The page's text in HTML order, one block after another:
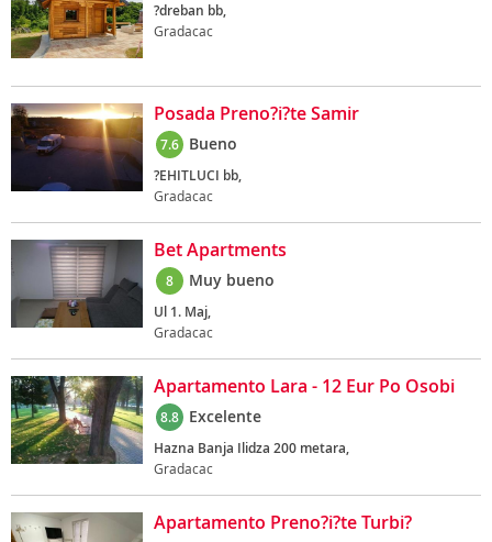
?dreban bb,
Gradacac
Posada Preno?i?te Samir
7.6 Bueno
?EHITLUCI bb,
Gradacac
Bet Apartments
8 Muy bueno
Ul 1. Maj,
Gradacac
Apartamento Lara - 12 Eur Po Osobi
8.8 Excelente
Hazna Banja Ilidza 200 metara,
Gradacac
Apartamento Preno?i?te Turbi?